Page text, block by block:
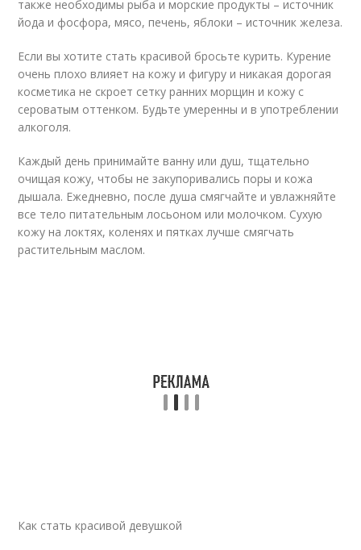
также необходимы рыба и морские продукты – источник
йода и фосфора, мясо, печень, яблоки – источник железа.
Если вы хотите стать красивой бросьте курить. Курение
очень плохо влияет на кожу и фигуру и никакая дорогая
косметика не скроет сетку ранних морщин и кожу с
сероватым оттенком. Будьте умеренны и в употреблении
алкоголя.
Каждый день принимайте ванну или душ, тщательно
очищая кожу, чтобы не закупоривались поры и кожа
дышала. Ежедневно, после душа смягчайте и увлажняйте
все тело питательным лосьоном или молочком. Сухую
кожу на локтях, коленях и пятках лучше смягчать
растительным маслом.
Как стать красивой девушкой